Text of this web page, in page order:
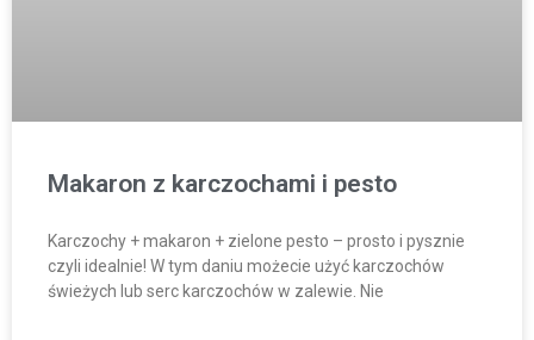
Makaron z karczochami i pesto
Karczochy + makaron + zielone pesto – prosto i pysznie
czyli idealnie! W tym daniu możecie użyć karczochów
świeżych lub serc karczochów w zalewie. Nie